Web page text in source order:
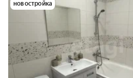
новостройка